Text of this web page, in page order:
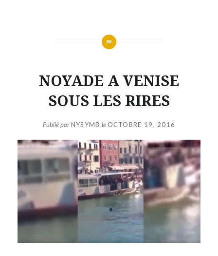
NOYADE A VENISE
SOUS LES RIRES
Publié parNYSYMB le OCTOBRE 19, 2016